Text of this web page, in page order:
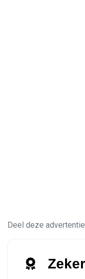
Deel deze